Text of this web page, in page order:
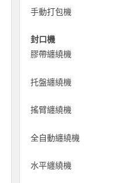
手動打包機
封口機
膠帶纏繞機
托盤纏繞機
搖臂纏繞機
全自動纏繞機
水平纏繞機